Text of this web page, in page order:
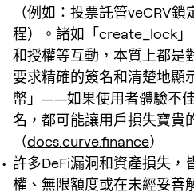
（例如：投票託管veCRV
程）。諸如「create_lock」
和授權等互動，本質上都是
要求精確的簽名和清楚地顯
幣」——如果使用者體驗不
名，都可能讓用戶損失寶貴
（docs.curve.finance）
許多DeFi漏洞和資產損失，
權、無限額度或在未經妥善